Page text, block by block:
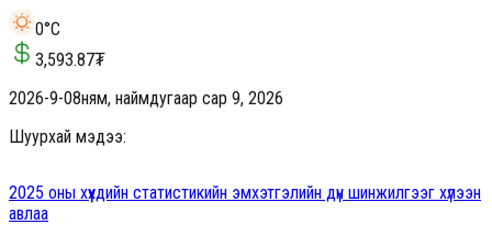
0°C
3,593.87₮
2026-9-08ням, наймдугаар сар 9, 2026
Шуурхай мэдээ:
2025 оны хүүхдийн статистикийн эмхэтгэлийн дүн шинжилгээг хүлээн
авлаа